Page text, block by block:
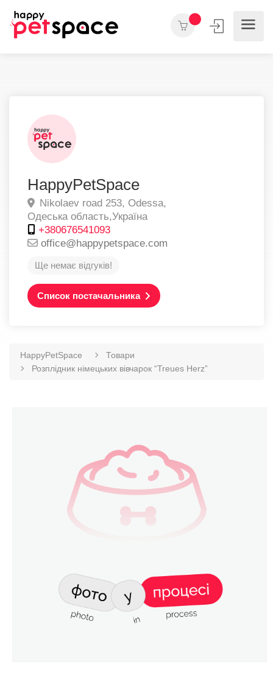
HappyPetSpace
Nikolaev road 253, Odessa,
Одеська область,Україна
+380676541093
office@happypetspace.com
Ще немає відгуків!
Список постачальника
HappyPetSpace
Товари
Розплідник німецьких вівчарок “Treues Herz”